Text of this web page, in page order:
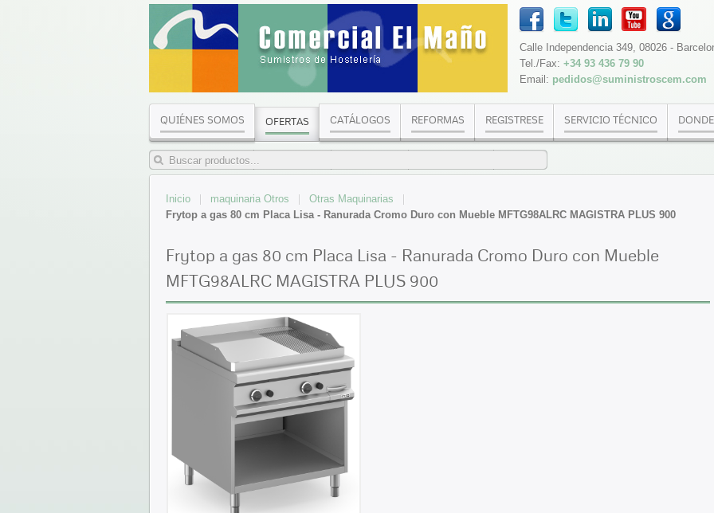
Calle Independencia 349, 08026 -
Tel./Fax: +34 93 436 79 90
Email: pedidos@suministroscem.com
QUIÉNES SOMOS OFERTAS CATÁLOGOS REFORMAS REGISTRESE SERVICIO TÉCNICO
Inicio maquinaria Otros
Otras Maquinarias
Frytop a gas 80 cm Placa Lisa - Ranurada Cromo Duro con Mueble MFTG98ALRC MAGISTRA PLUS 900
Frytop a gas 80 cm Placa Lisa - Ranurada Cromo Duro con Mueble
MFTG98ALRC MAGISTRA PLUS 900